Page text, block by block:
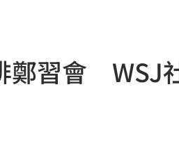
鷹架剝離墜樓
水救起命危 15:41
者罰貨值20%
搭1物抗發炎
鄭習會 WSJ